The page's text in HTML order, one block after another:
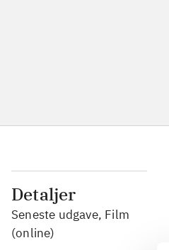
Detaljer
Seneste udgave, Film
(online)